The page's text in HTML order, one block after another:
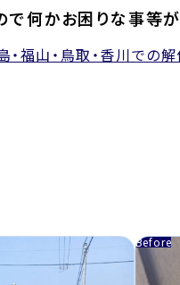
で何かお困りな事等
・福山・鳥取・香川で